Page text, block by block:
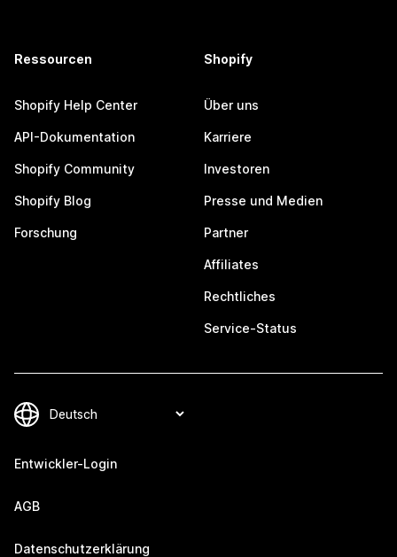
Ressourcen
Shopify Help Center
API-Dokumentation
Shopify Community
Shopify Blog
Forschung
Shopify
Über uns
Karriere
Investoren
Presse und Medien
Partner
Affiliates
Rechtliches
Service-Status
Entwickler-Login
AGB
Datenschutzerklärung